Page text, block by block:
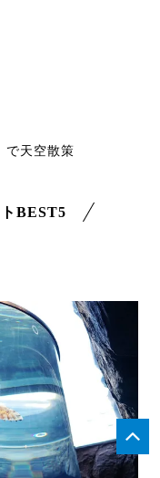
で天空散策
BEST5